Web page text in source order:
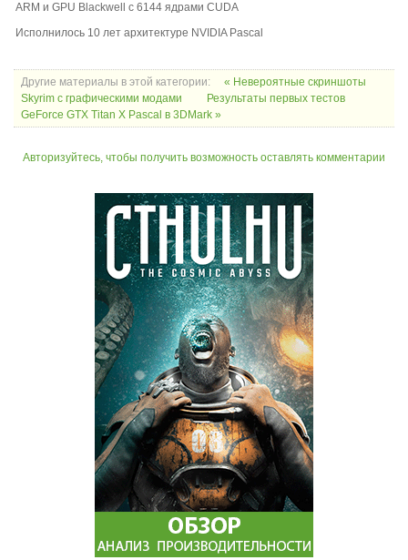
ARM и GPU Blackwell с 6144 ядрами CUDA
Исполнилось 10 лет архитектуре NVIDIA Pascal
Другие материалы в этой категории:
« Невероятные скриншоты
Skyrim с графическими модами
Результаты первых тестов
GeForce GTX Titan X Pascal в 3DMark »
Авторизуйтесь, чтобы получить возможность оставлять комментарии